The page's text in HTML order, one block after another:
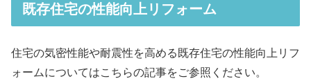
既存住宅の性能向上リフォーム
住宅の気密性能や耐震性を高める既存住宅の性能向上リフ
ォームについてはこちらの記事をご参照ください。